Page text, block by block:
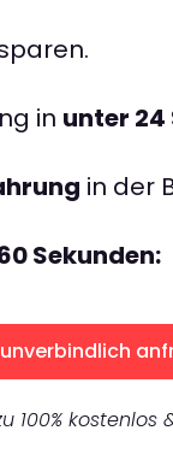
in unter 24
in der
Sekunden:
100% kostenlos